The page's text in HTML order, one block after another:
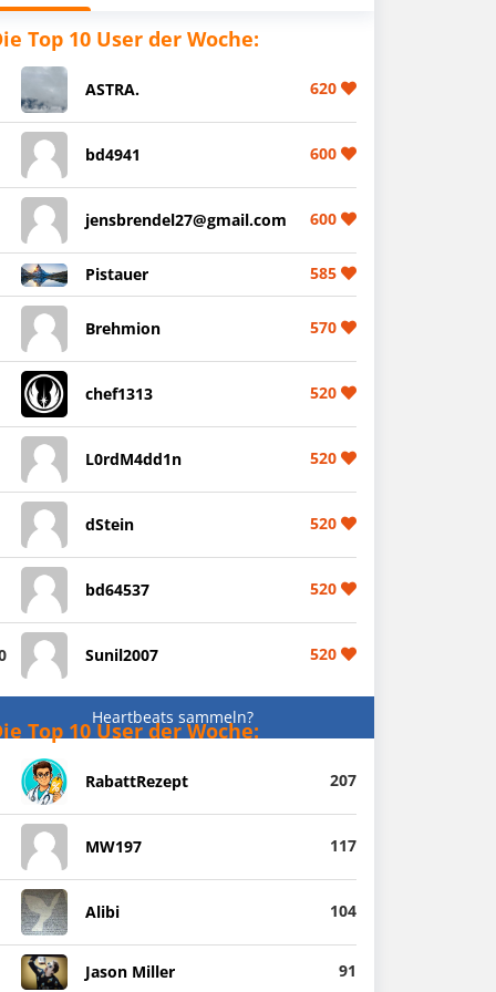
Top 10 User der Woche:
ASTRA. 620
bd4941 600
jensbrendel27@gmail.com 600
Pistauer 585
Brehmion 570
chef1313 520
L0rdM4dd1n 520
dStein 520
bd64537 520
Sunil2007 520
Heartbeats sammeln?
Top 10 User der Woche:
RabattRezept 207
MW197 117
Alibi 104
Jason Miller 91